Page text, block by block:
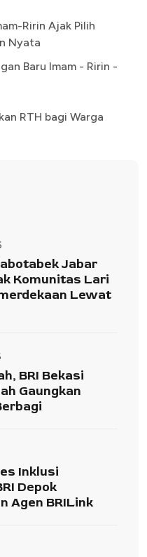
Ririn Ajak Pilih
Nyata
Baru Imam - Ririn -
RTH bagi Warga
Jabar
Komunitas Lari
Lewat
BRI Bekasi
Gaungkan
Inklusi
Depok
Agen BRILink